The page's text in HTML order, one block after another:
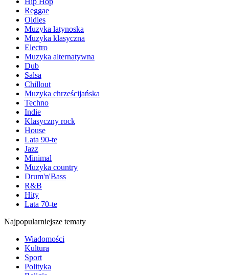
Reggae
Oldies
Muzyka latynoska
Muzyka klasyczna
Electro
Muzyka alternatywna
Dub
Salsa
Chillout
Muzyka chrześcijańska
Techno
Indie
Klasyczny rock
House
Lata 90-te
Jazz
Minimal
Muzyka country
Drum'n'Bass
R&B
Hity
Lata 70-te
Najpopularniejsze tematy
Wiadomości
Kultura
Sport
Polityka